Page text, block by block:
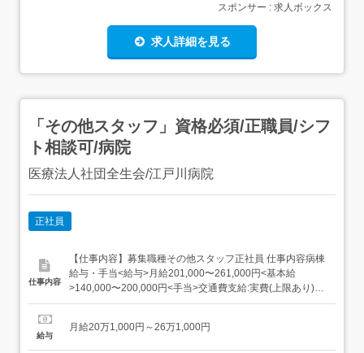
スポンサー : 求人ボックス
求人詳細を見る
「その他スタッフ」資格必須/正職員/シフ
ト相談可/病院
医療法人社団全生会/江戸川病院
正社員
仕事内容
【仕事内容】募集職種その他スタッフ正社員 仕事内容病棟
給与・手当<給与>月給201,000〜261,000円<基本給
>140,000〜200,000円<手当>交通費支給:実費(上限あり)夜
勤手当:60,000円(10,000円×月6回程度)調整手当:1,000円 経
間シフト制1日勤:8:30～...
給与
月給20万1,000円～26万1,000円